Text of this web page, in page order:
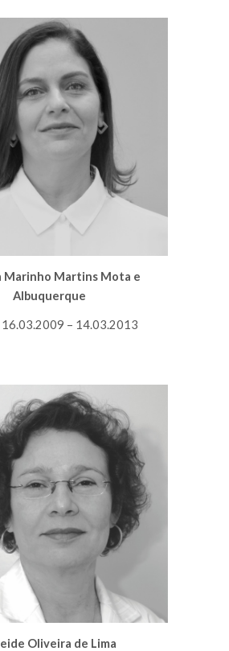
Marinho Martins Mota e
Albuquerque
– 14.03.2013
Oliveira de Lima